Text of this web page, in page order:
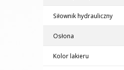
Siłownik hydrauliczny
Osłona
Kolor lakieru